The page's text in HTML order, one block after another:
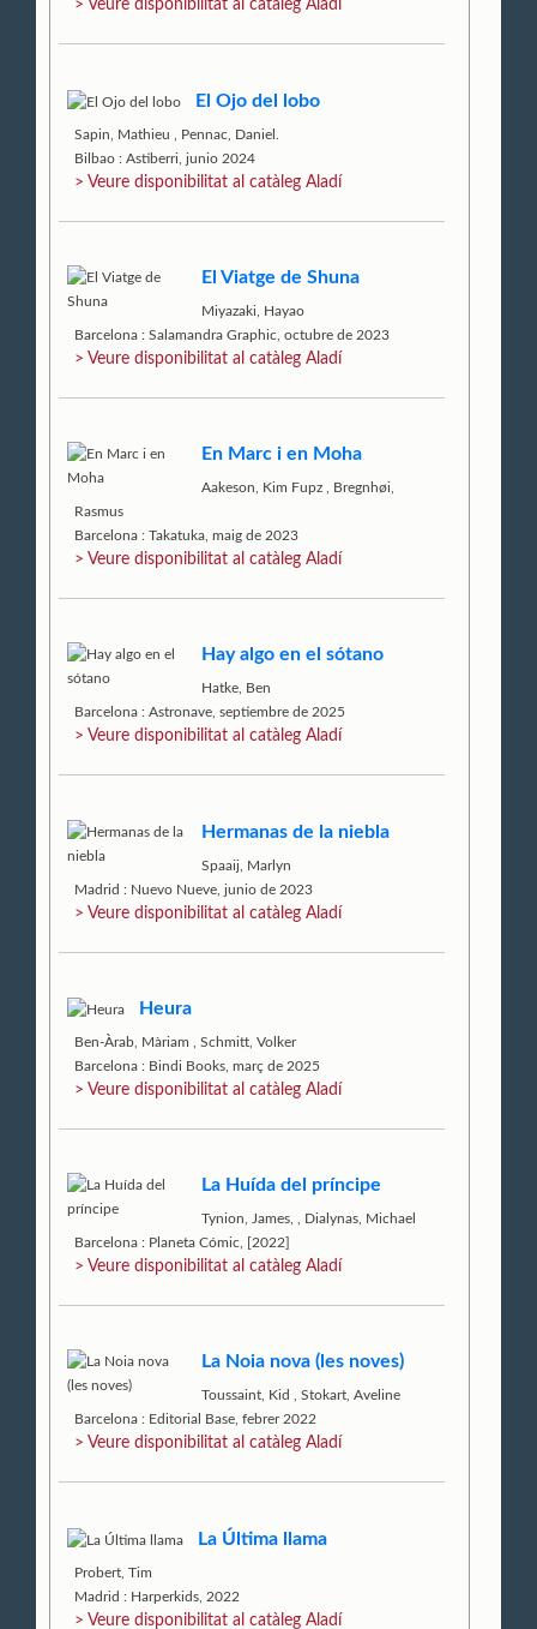
> Veure disponibilitat al catàleg Aladí
El Ojo del lobo
Sapin, Mathieu
Pennac, Daniel.
Bilbao : Astiberri, junio 2024
> Veure disponibilitat al catàleg Aladí
El Viatge de Shuna
Miyazaki, Hayao
Barcelona : Salamandra Graphic, octubre de 2023
> Veure disponibilitat al catàleg Aladí
En Marc i en Moha
Aakeson, Kim Fupz
Bregnhøi,
Rasmus
Barcelona : Takatuka, maig de 2023
> Veure disponibilitat al catàleg Aladí
Hay algo en el sótano
Hatke, Ben
Barcelona : Astronave, septiembre de 2025
> Veure disponibilitat al catàleg Aladí
Hermanas de la niebla
Spaaij, Marlyn
Madrid : Nuevo Nueve, junio de 2023
> Veure disponibilitat al catàleg Aladí
Heura
Ben-Àrab, Màriam ,Schmitt, Volker
Barcelona : Bindi Books, març de 2025
> Veure disponibilitat al catàleg Aladí
La Huída del príncipe
Tynion, James,
Dialynas, Michael
Barcelona : Planeta Cómic, [2022]
> Veure disponibilitat al catàleg Aladí
La Noia nova (les noves)
Toussaint, Kid ,Stokart, Aveline
Barcelona : Editorial Base, febrer 2022
> Veure disponibilitat al catàleg Aladí
La Última llama
Probert, Tim
Madrid : Harperkids, 2022
> Veure disponibilitat al catàleg Aladí